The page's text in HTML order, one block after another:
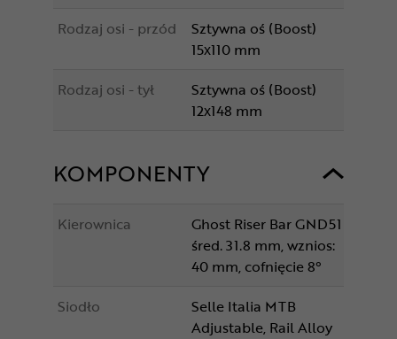
Rodzaj osi - przód
Sztywna oś (Boost)
15x110 mm
Rodzaj osi - tył
Sztywna oś (Boost)
12x148 mm
KOMPONENTY
Kierownica
Ghost Riser Bar GND51
śred. 31.8 mm, wznios:
40 mm, cofnięcie 8°
Siodło
Selle Italia MTB
Adjustable, Rail Alloy